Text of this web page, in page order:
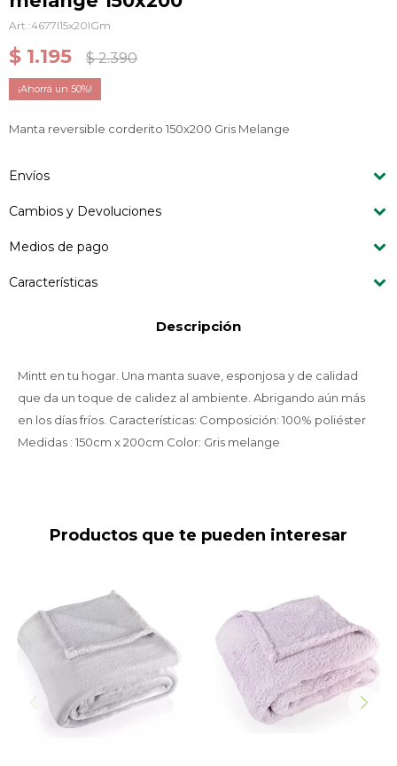
4677I15x20IGm
$ 1.195 $ 2.390
50
Manta reversible corderito 150x200 Gris Melange
Envíos
Cambios y Devoluciones
Medios de pago
Características
Descripción
Mintt en tu hogar. Una manta suave, esponjosa y de calidad
que da un toque de calidez al ambiente. Abrigando aún más
en los días fríos. Características: Composición: 100% poliéster
Medidas : 150cm x 200cm Color: Gris melange
Productos que te pueden interesar
Manta polar 150x200 Gris
Perla
Manta corderito 150x200
Lila